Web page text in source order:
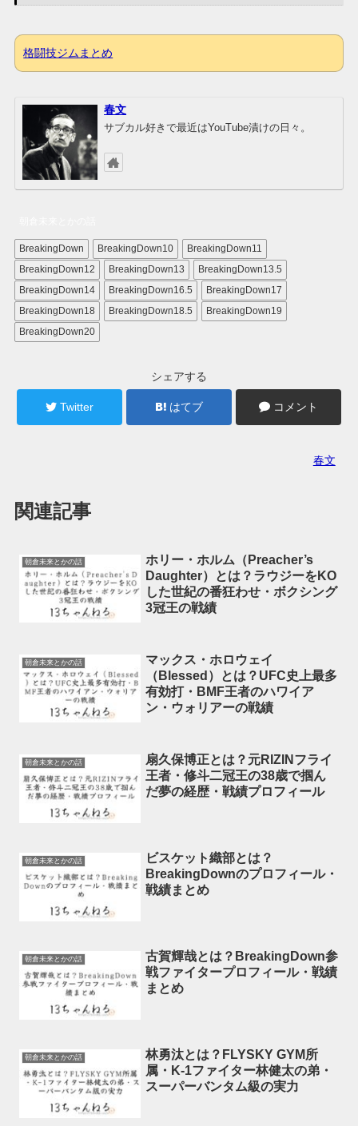
格闘技ジムまとめ
春文
サブカル好きで最近はYouTube漬けの日々。
BreakingDown BreakingDown10
BreakingDown11
BreakingDown12
BreakingDown13
BreakingDown13.5
BreakingDown14
BreakingDown16.5
BreakingDown17
BreakingDown18
BreakingDown18.5
BreakingDown19
BreakingDown20
シェアする
Twitter はてブ コメント
春文
関連記事
朝倉未来とかの話
ホリー・ホルム（Preacher’s
Daughter）とは？ラウジーをKO
した世紀の番狂わせ・ボクシング
3冠王の戦績
朝倉未来とかの話
マックス・ホロウェイ
（Blessed）とは？UFC史上最多
有効打・BMF王者のハワイア
ン・ウォリアーの戦績
朝倉未来とかの話
扇久保博正とは？元RIZINフライ
王者・修斗二冠王の38歳で掴ん
だ夢の経歴・戦績プロフィール
朝倉未来とかの話
ビスケット織部とは？
BreakingDownのプロフィール・
戦績まとめ
朝倉未来とかの話
古賀輝哉とは？BreakingDown参
戦ファイタープロフィール・戦績
まとめ
朝倉未来とかの話
林勇汰とは？FLYSKY GYM所
属・K-1ファイター林健太の弟・
スーパーバンタム級の実力